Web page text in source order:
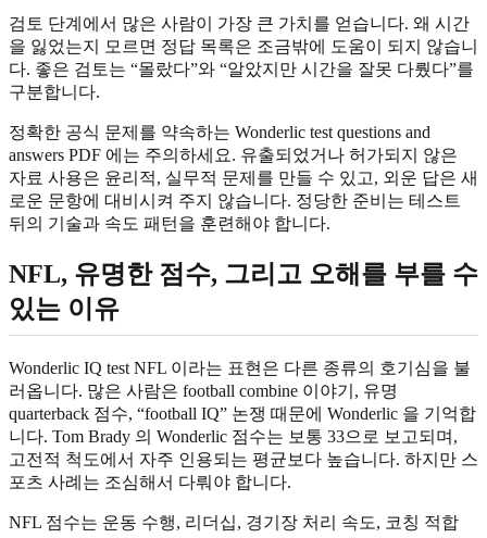
검토 단계에서 많은 사람이 가장 큰 가치를 얻습니다. 왜 시간
을 잃었는지 모르면 정답 목록은 조금밖에 도움이 되지 않습니
다. 좋은 검토는 “몰랐다”와 “알았지만 시간을 잘못 다뤘다”를
구분합니다.
정확한 공식 문제를 약속하는 Wonderlic test questions and
answers PDF 에는 주의하세요. 유출되었거나 허가되지 않은
자료 사용은 윤리적, 실무적 문제를 만들 수 있고, 외운 답은 새
로운 문항에 대비시켜 주지 않습니다. 정당한 준비는 테스트
뒤의 기술과 속도 패턴을 훈련해야 합니다.
NFL, 유명한 점수, 그리고 오해를 부를 수
있는 이유
Wonderlic IQ test NFL 이라는 표현은 다른 종류의 호기심을 불
러옵니다. 많은 사람은 football combine 이야기, 유명
quarterback 점수, “football IQ” 논쟁 때문에 Wonderlic 을 기억합
니다. Tom Brady 의 Wonderlic 점수는 보통 33으로 보고되며,
고전적 척도에서 자주 인용되는 평균보다 높습니다. 하지만 스
포츠 사례는 조심해서 다뤄야 합니다.
NFL 점수는 운동 수행, 리더십, 경기장 처리 속도, 코칭 적합